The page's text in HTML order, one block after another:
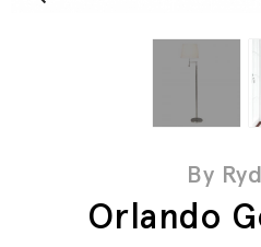
By
Orlando